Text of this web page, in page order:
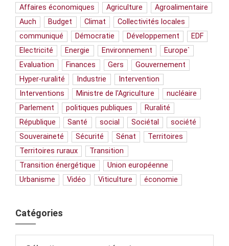
Affaires économiques Agriculture
Agroalimentaire
Auch
Budget Climat
Collectivités locales
communiqué
Démocratie Développement
EDF
Electricité
Energie Environnement
Europe`
Evaluation
Finances Gers
Gouvernement
Hyper-ruralité
Industrie
Intervention
Interventions
Ministre de l'Agriculture
nucléaire
Parlement
politiques publiques
Ruralité
République
Santé social Sociétal
société
Souveraineté
Sécurité Sénat
Territoires
Territoires ruraux
Transition
Transition énergétique
Union européenne
Urbanisme
Vidéo Viticulture économie
Catégories